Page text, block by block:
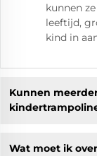
kunnen
leeftijd,
kind in
Kunnen
Wat moet ik